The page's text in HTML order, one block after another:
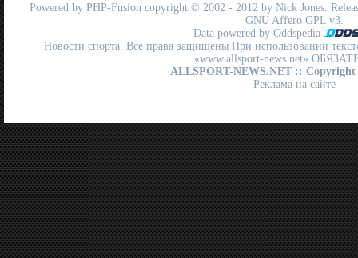
Powered by PHP-Fusion copyright © 2002 - 2012 by Nick Jones.
GNU Affero GPL v3.
Data powered by Oddspedia
Новости спорта. Все права защищены При использовании
«www.allsport-news.net»
ALLSPORT-NEWS.NET :: Copyright
Реклама на сайте